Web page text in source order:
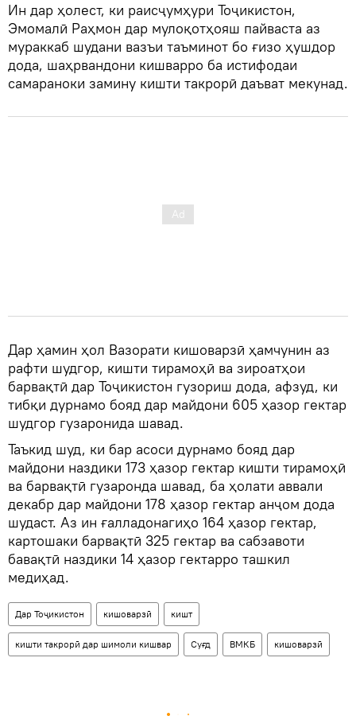
Ин дар ҳолест, ки раисҷумҳури Тоҷикистон,
Эмомалӣ Раҳмон дар мулоқотҳояш пайваста аз
мураккаб шудани вазъи таъминот бо ғизо ҳушдор
дода, шаҳрвандони кишварро ба истифодаи
самараноки замину кишти такрорӣ даъват мекунад.
Дар ҳамин ҳол Вазорати кишоварзӣ ҳамчунин аз
рафти шудгор, кишти тирамоҳӣ ва зироатҳои
барвақтӣ дар Тоҷикистон гузориш дода, афзуд, ки
тибқи дурнамо бояд дар майдони 605 ҳазор гектар
шудгор гузаронида шавад.
Таъкид шуд, ки бар асоси дурнамо бояд дар
майдони наздики 173 ҳазор гектар кишти тирамоҳӣ
ва барвақтӣ гузаронда шавад, ба ҳолати аввали
декабр дар майдони 178 ҳазор гектар анҷом дода
шудаст. Аз ин ғалладонагиҳо 164 ҳазор гектар,
картошаки барвақтӣ 325 гектар ва сабзавоти
бавақтӣ наздики 14 ҳазор гектарро ташкил
медиҳад.
Дар Тоҷикистон кишоварзӣ кишт
кишти такрорӣ дар шимоли кишвар Суғд ВМКБ кишоварзӣ